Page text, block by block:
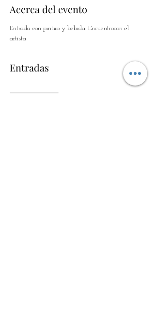
Acerca del evento
Entrada con pintxo y bebida. Encuentrocon el
artista
Entradas